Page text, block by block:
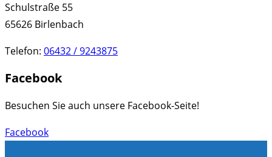
Schulstraße 55
65626 Birlenbach
Telefon: 06432 / 9243875
Facebook
Besuchen Sie auch unsere Facebook-Seite!
Facebook